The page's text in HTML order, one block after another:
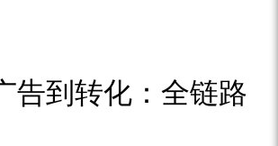
告到转化：全链路